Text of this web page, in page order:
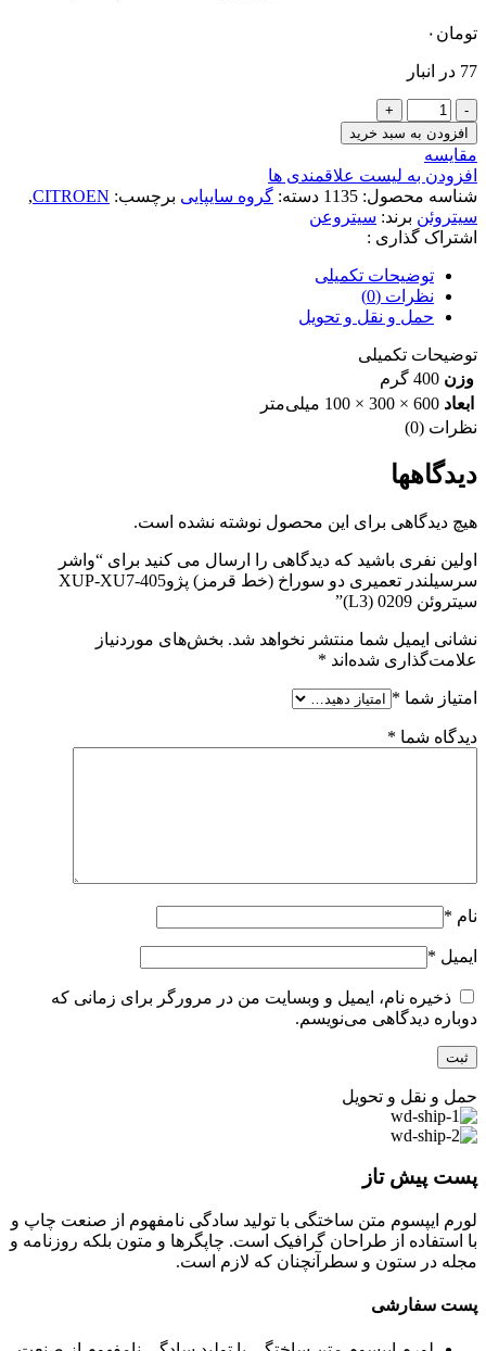
تومان ۰
77 در انبار
واشر
سرسیلندر
تعمیری
دو
سوراخ
(خط
قرمز)
پژوXUP-
XU7-
405
سیتروئن
(L3)
عدد
افزودن به سبد خرید
مقایسه
افزودن به لیست علاقمندی ها
شناسه محصول: 1135 دسته: گروه سایپایی برچسب: CITROEN
,
سیتروئن برند: سیتروعن
اشتراک گذاری :
توضیحات تکمیلی
نظرات (0)
حمل و نقل و تحویل
توضیحات تکمیلی
وزن 400 گرم
ابعاد 600 × 300 × 100 میلی‌متر
نظرات (0)
دیدگاهها
هیچ دیدگاهی برای این محصول نوشته نشده است.
اولین نفری باشید که دیدگاهی را ارسال می کنید برای “واشر
سرسیلندر تعمیری دو سوراخ (خط قرمز) پژوXUP-XU7-405
سیتروئن 0209 (L3)”
نشانی ایمیل شما منتشر نخواهد شد. بخش‌های موردنیاز
علامت‌گذاری شده‌اند *
امتیاز شما *
دیدگاه شما *
نام *
ایمیل *
ذخیره نام، ایمیل و وبسایت من در مرورگر برای زمانی که
دوباره دیدگاهی می‌نویسم.
حمل و نقل و تحویل
پست پیش تاز
لورم ایپسوم متن ساختگی با تولید سادگی نامفهوم از صنعت چاپ و
با استفاده از طراحان گرافیک است. چاپگرها و متون بلکه روزنامه و
مجله در ستون و سطرآنچنان که لازم است.
پست سفارشی